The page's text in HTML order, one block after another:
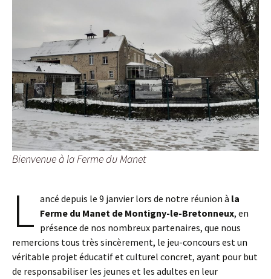
Bienvenue à la Ferme du Manet
L ancé depuis le 9 janvier lors de notre réunion à la
Ferme du Manet de Montigny-le-Bretonneux, en
présence de nos nombreux partenaires, que nous
remercions tous très sincèrement, le jeu-concours est un
véritable projet éducatif et culturel concret, ayant pour but
de responsabiliser les jeunes et les adultes en leur